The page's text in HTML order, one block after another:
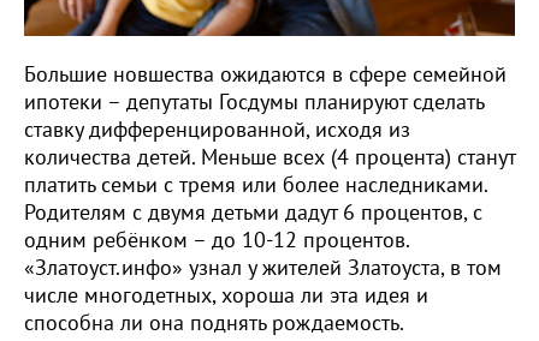
Большие новшества ожидаются в сфере семейной
ипотеки – депутаты Госдумы планируют сделать
ставку дифференцированной, исходя из
количества детей. Меньше всех (4 процента) станут
платить семьи с тремя или более наследниками.
Родителям с двумя детьми дадут 6 процентов, с
одним ребёнком – до 10-12 процентов.
«Златоуст.инфо» узнал у жителей Златоуста, в том
числе многодетных, хороша ли эта идея и
способна ли она поднять рождаемость.